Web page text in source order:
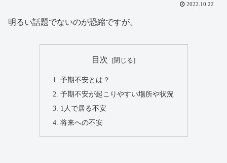
2022.10.22
明るい話題でないのが恐縮ですが。
目次
予期不安とは？
予期不安が起こりやすい場所や状況
1人で居る不安
将来への不安